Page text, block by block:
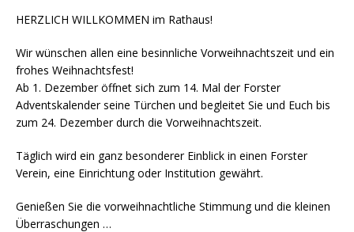
HERZLICH WILLKOMMEN im Rathaus!
Wir wünschen allen eine besinnliche Vorweihnachtszeit und ein
frohes Weihnachtsfest!
Ab 1. Dezember öffnet sich zum 14. Mal der Forster
Adventskalender seine Türchen und begleitet Sie und Euch bis
zum 24. Dezember durch die Vorweihnachtszeit.
Täglich wird ein ganz besonderer Einblick in einen Forster
Verein, eine Einrichtung oder Institution gewährt.
Genießen Sie die vorweihnachtliche Stimmung und die kleinen
Überraschungen …